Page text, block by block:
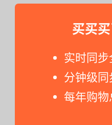
买买
实时同
分钟级
每年购